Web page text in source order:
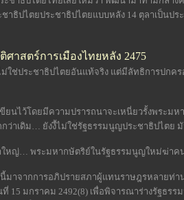
าธิปไตยประชาธิปไตยแบบหลัง 14 ตุลาเป็นป
าสตร์การเมืองไทยหลัง 2475
ใช่ประชาธิปไตยอันแท้จริง แต่มีลัทธิการปก
ยนไว้โดยมีความปรารถนาจะเหนี่ยวรั้งพระมห
ว่าเดิม… ยังงี้ไม่ใช่รัฐธรรมนูญประชาธิปไตย
ใหญ่… พระมหากษัตริย์ในรัฐธรรมนูญใหม่ฆ่าค
มาจากการอภิปรายสภาผู้แทนราษฎรหลายท่
ที่ 15 มกราคม 2492(8) เพื่อพิจารณาร่างรัฐธร